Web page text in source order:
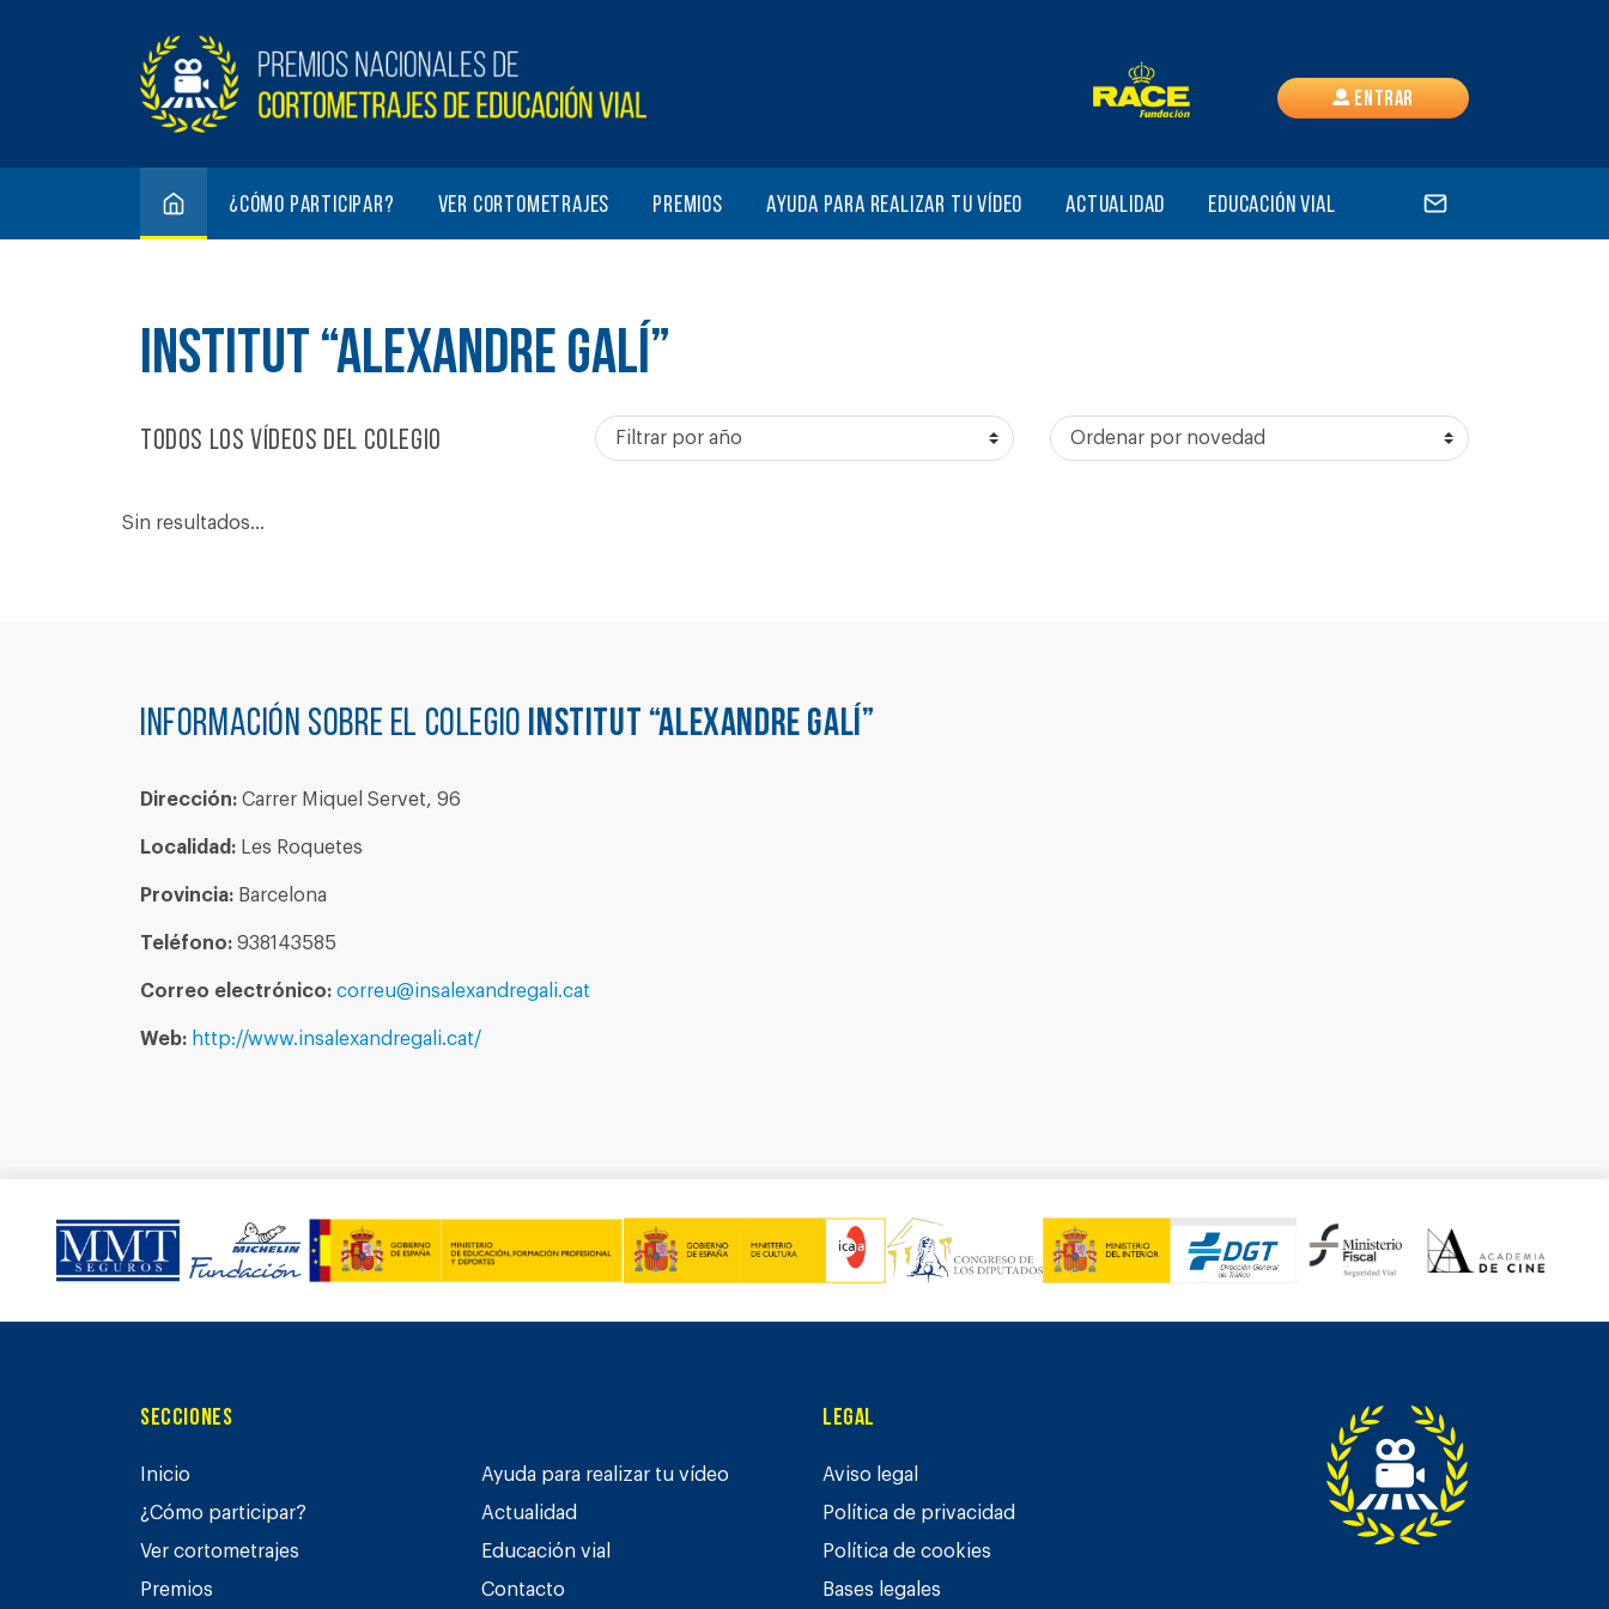
Entrar
¿Cómo participar? Ver cortometrajes Premios Ayuda para realizar tu vídeo Actualidad Educación vial
INSTITUT “ALEXANDRE GALÍ”
Todos los vídeos del colegio
Sin resultados...
Información sobre el colegio INSTITUT “ALEXANDRE GALÍ”
Dirección: Carrer Miquel Servet, 96
Localidad: Les Roquetes
Provincia: Barcelona
Teléfono: 938143585
Correo electrónico: correu@insalexandregali.cat
Web: http://www.insalexandregali.cat/
Secciones
Inicio
¿Cómo participar?
Ver cortometrajes
Premios
Ayuda para realizar tu vídeo
Actualidad
Educación vial
Contacto
Legal
Aviso legal
Política de privacidad
Política de cookies
Bases legales